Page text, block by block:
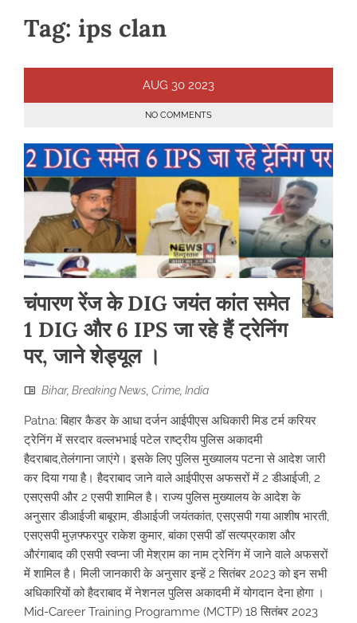
Tag: ips clan
AUG 30 2023
NO COMMENTS
चंपारण रेंज के DIG जयंत कांत समेत
1 DIG और 6 IPS जा रहे हैं ट्रेनिंग
पर, जाने शेड्यूल ।
Bihar, Breaking News, Crime, India
Patna: बिहार कैडर के आधा दर्जन आईपीएस अधिकारी मिड टर्म करियर
ट्रेनिंग में सरदार वल्लभभाई पटेल राष्ट्रीय पुलिस अकादमी
हैदराबाद,तेलंगाना जाएंगे। इसके लिए पुलिस मुख्यालय पटना से आदेश जारी
कर दिया गया है। हैदराबाद जाने वाले आईपीएस अफसरों में 2 डीआईजी, 2
एसएसपी और 2 एसपी शामिल है। राज्य पुलिस मुख्यालय के आदेश के
अनुसार डीआईजी बाबूराम, डीआईजी जयंतकांत, एसएसपी गया आशीष भारती,
एसएसपी मुज़फ्फरपुर राकेश कुमार, बांका एसपी डॉ सत्यप्रकाश और
औरंगाबाद की एसपी स्वप्ना जी मेश्राम का नाम ट्रेनिंग में जाने वाले अफसरों
में शामिल है। मिली जानकारी के अनुसार इन्हें 2 सितंबर 2023 को इन सभी
अधिकारियों को हैदराबाद में नेशनल पुलिस अकादमी में योगदान देना होगा ।
Mid-Career Training Programme (MCTP) 18 सितंबर 2023